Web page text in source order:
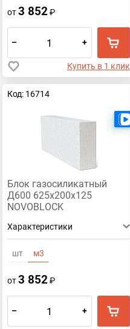
от3 852₽
– +
Купить в 1 клик
Код: 16714
Блок газосиликатный
Д600 625х200х125
NOVOBLOCK
Характеристики
шт м3
от3 852₽
– +